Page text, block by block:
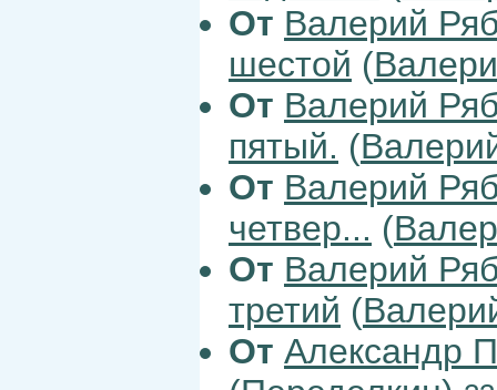
От Валерий
шестой (
От Валерий
пятый. (
От Валерий
четвер... (
От Валерий
третий (
От Александр